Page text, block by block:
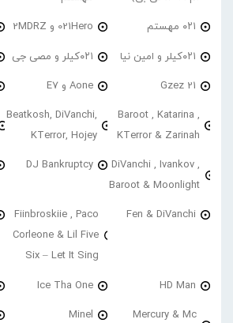
۰۲۱ مهستم 021Hero و 2MDRZ
۰۲۱کیلر و امین نیا ۰۲۱کیلر و مصی جی
21 Gzez Aone و E7
Baroot , Katarina ,
KTerror & Zarinah
Beatkosh, DiVanchi,
KTerror, Hojey
DiVanchi , Ivankov ,
Baroot & Moonlight
DJ Bankruptcy
Fen & DiVanchi
Fiinbroskiie , Paco
Corleone & Lil Five
Six – Let It Sing
HD Man
Ice Tha One
Mercury & Mc
Minel